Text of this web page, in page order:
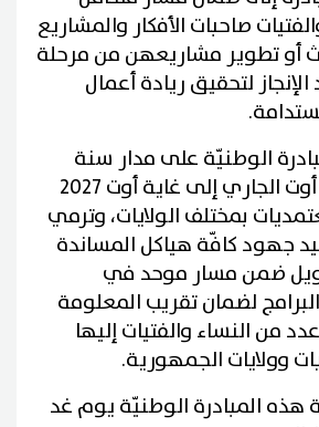
صاحبات الأفكار والمشاريع
أو تطوير مشاريعهن من مرحلة
لتحقيق ريادة أعمال
الوطنيّة على مدار سنة
كاملة انطلاقا من أوت الجاري إلى غاية أوت 2027
بمختلف الولايات، وترمي
جهود كافّة هياكل المساندة
ضمن مسار موحد في
لضمان تقريب المعلومة
من النساء والفتيات إليها
وولايات الجمهورية.
هذه المبادرة الوطنيّة يوم غد